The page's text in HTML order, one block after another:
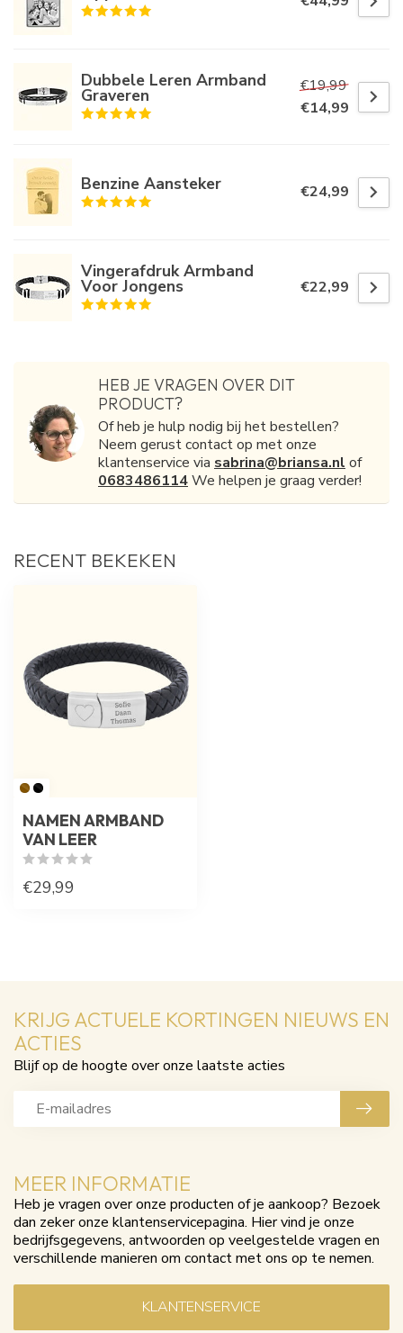
Dubbele Leren Armband
Graveren
€19,99
€14,99
Benzine Aansteker €24,99
Vingerafdruk Armband
Voor Jongens €22,99
HEB JE VRAGEN OVER DIT
PRODUCT?
Of heb je hulp nodig bij het bestellen?
Neem gerust contact op met onze
klantenservice via sabrina@briansa.nl of
0683486114We helpen je graag verder!
RECENT BEKEKEN
NAMEN ARMBAND
VAN LEER
€29,99
MEER INFORMATIE
Heb je vragen over onze producten of je aankoop? Bezoek
dan zeker onze klantenservicepagina. Hier vind je onze
bedrijfsgegevens, antwoorden op veelgestelde vragen en
verschillende manieren om contact met ons op te nemen.
KLANTENSERVICE
KRIJG ACTUELE KORTINGEN NIEUWS EN
ACTIES
Blijf op de hoogte over onze laatste acties